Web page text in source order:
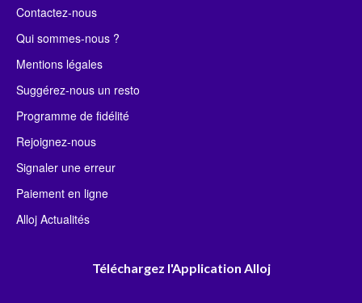
Contactez-nous
Qui sommes-nous ?
Mentions légales
Suggérez-nous un resto
Programme de fidélité
Rejoignez-nous
Signaler une erreur
Paiement en ligne
Alloj Actualités
Téléchargez l'Application Alloj